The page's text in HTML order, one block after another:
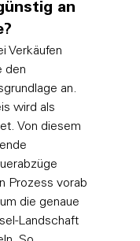
an
Verkäufen
den
an.
wird als
Von diesem
Prozess vorab
die genaue
Landschaft